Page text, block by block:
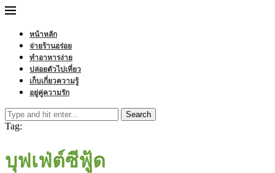
หน้าหลัก
จ่ายร้านอร่อย
ทำอาหารง่าย
ปล่อยตัวไปเที่ยว
เก็บเกี่ยวความรู้
อยู่คู่ความรัก
Search
Tag:
บุฟเฟ่ต์ซีฟู้ด